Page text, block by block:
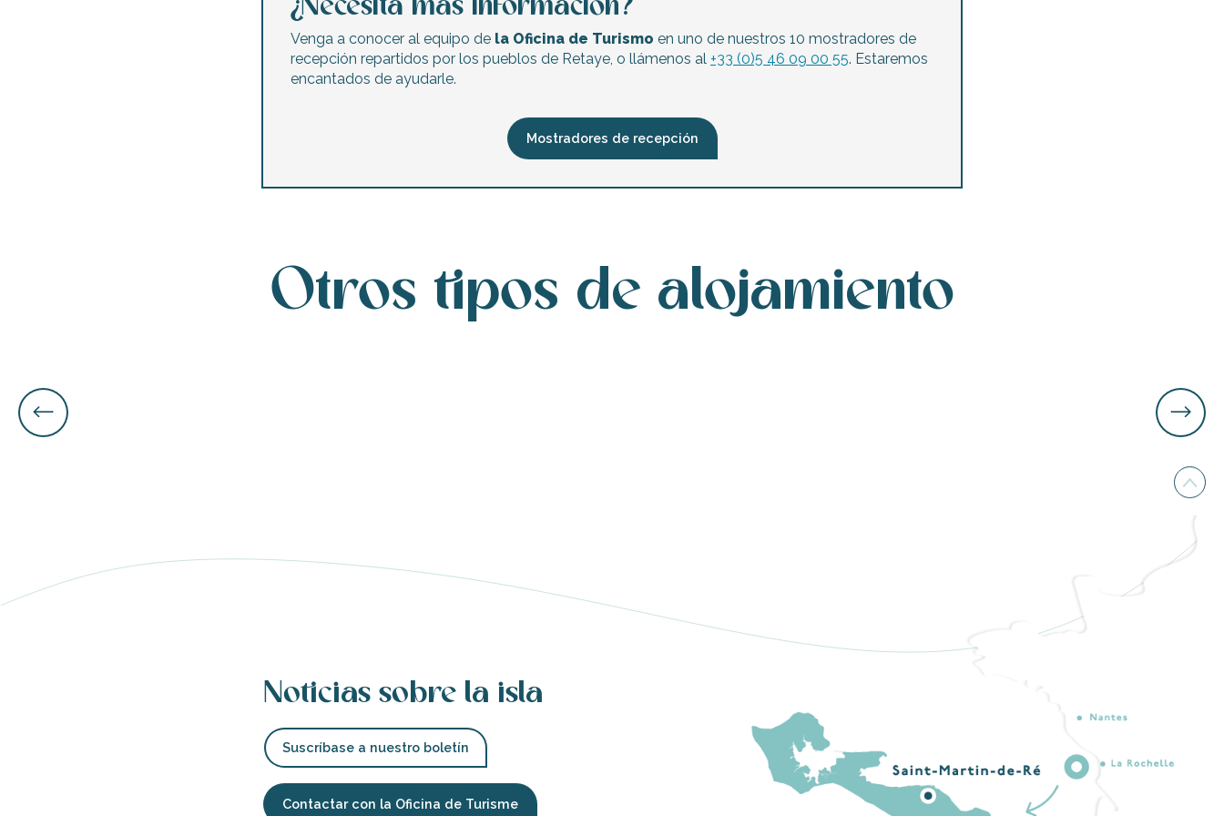
¿Necesita más información?
Venga a conocer al equipo de la Oficina de Turismo en uno de nuestros 10 mostradores de
recepción repartidos por los pueblos de Retaye, o llámenos al +33 (0)5 46 09 00 55. Estaremos
encantados de ayudarle.
Mostradores de recepción
Otros tipos de alojamiento
Noticias sobre la isla
Suscríbase a nuestro boletín
Contactar con la Oficina de Turisme